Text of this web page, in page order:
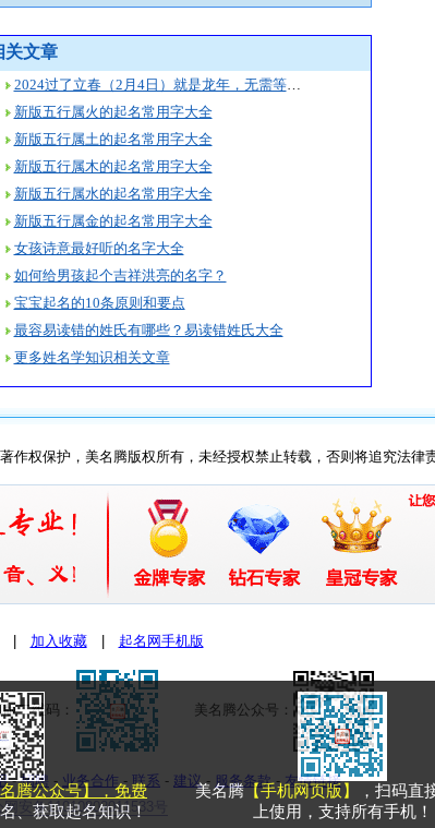
关文章
2024过了立春（2月4日）就是龙年，无需等到过年！
新版五行属火的起名常用字大全
新版五行属土的起名常用字大全
新版五行属木的起名常用字大全
新版五行属水的起名常用字大全
新版五行属金的起名常用字大全
女孩诗意最好听的名字大全
如何给男孩起个吉祥洪亮的名字？
宝宝起名的10条原则和要点
最容易读错的姓氏有哪些？易读错姓氏大全
更多姓名学知识相关文章
权保护，美名腾版权所有，未经授权禁止转载，否则将追究法律
加入收藏| 起名网手机版
维码： 美名腾公众号：
- 招聘 - 业务合作- 联系 - 建议- 服务条款- 友情链接
网安备11010802011533号
腾公众号】，免费
、获取起名知识！
美名腾【手机网页版】
，扫码直
上使用，支持所有手机！